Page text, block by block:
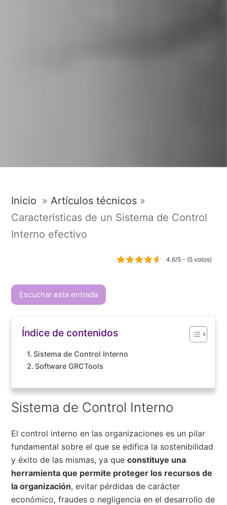
Inicio »Artículos técnicos »
Características de un Sistema de Control
Interno efectivo
4.6/5 - (5 votos)
Escuchar esta entrada
Índice de contenidos
Sistema de Control Interno
Software GRCTools
Sistema de Control Interno
El control interno en las organizaciones es un pilar
fundamental sobre el que se edifica la sostenibilidad
y éxito de las mismas, ya queconstituye una
herramienta que permite proteger los recursos de
la organización, evitar pérdidas de carácter
económico, fraudes o negligencia en el desarrollo de